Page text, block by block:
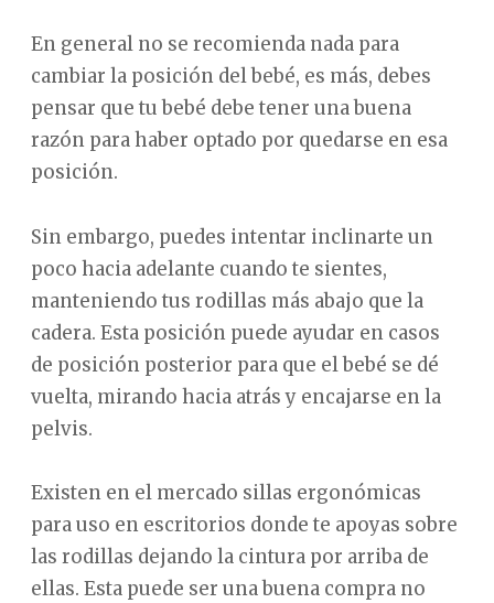
En general no se recomienda nada para
cambiar la posición del bebé, es más, debes
pensar que tu bebé debe tener una buena
razón para haber optado por quedarse en esa
posición.
Sin embargo, puedes intentar inclinarte un
poco hacia adelante cuando te sientes,
manteniendo tus rodillas más abajo que la
cadera. Esta posición puede ayudar en casos
de posición posterior para que el bebé se dé
vuelta, mirando hacia atrás y encajarse en la
pelvis.
Existen en el mercado sillas ergonómicas
para uso en escritorios donde te apoyas sobre
las rodillas dejando la cintura por arriba de
ellas. Esta puede ser una buena compra no